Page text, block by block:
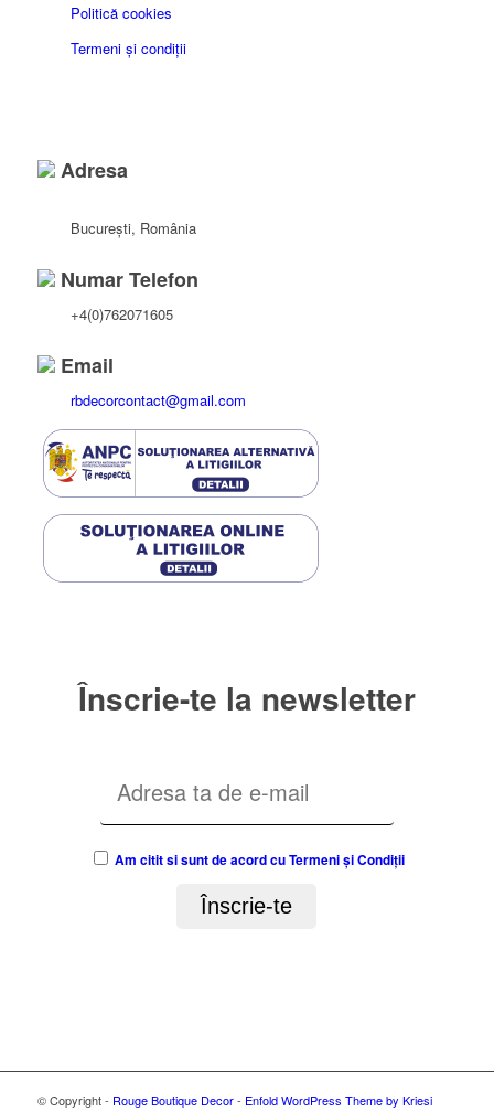
Politică cookies
Termeni și condiții
Adresa
București, România
Numar Telefon
+4(0)762071605
Email
rbdecorcontact@gmail.com
Înscrie-te la newsletter
Am citit si sunt de acord cu Termeni și Condiții
© Copyright - Rouge Boutique Decor- Enfold WordPress Theme by Kriesi